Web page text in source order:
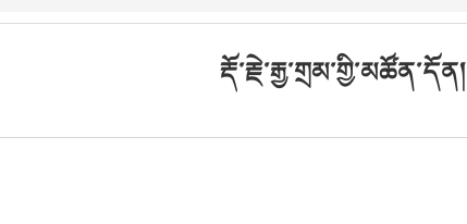
རྡོ་རྗེ་རྒྱ་གྲམ་གྱི་མཚོན་དོན།